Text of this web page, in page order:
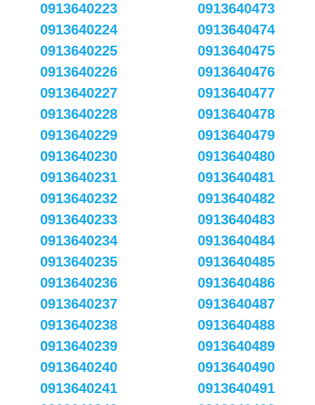
0913640223
0913640224
0913640225
0913640226
0913640227
0913640228
0913640229
0913640230
0913640231
0913640232
0913640233
0913640234
0913640235
0913640236
0913640237
0913640238
0913640239
0913640240
0913640241
0913640473
0913640474
0913640475
0913640476
0913640477
0913640478
0913640479
0913640480
0913640481
0913640482
0913640483
0913640484
0913640485
0913640486
0913640487
0913640488
0913640489
0913640490
0913640491